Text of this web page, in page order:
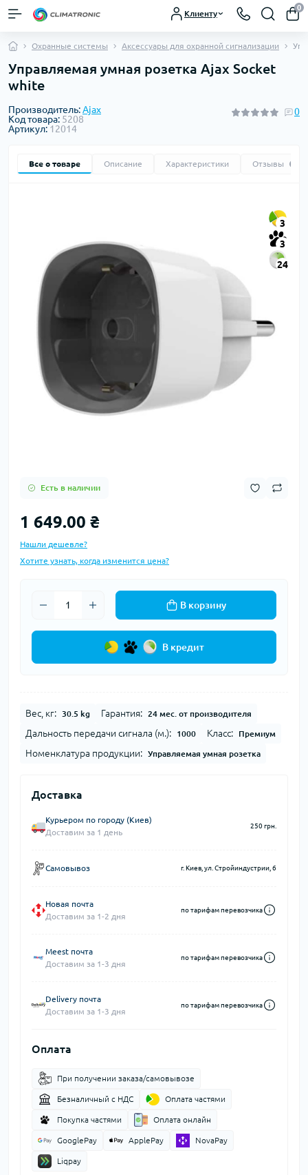
Клиенту
0
Охранные системы Аксессуары для охранной сигнализации
Управляемая умная розетка Ajax Socket
white
Производитель:Ajax
Код товара: 5208
Артикул: 12014
0
Все о товаре Описание Характеристики Отзывы
3
3
24
Есть в наличии
1 649.00 ₴
Нашли дешевле?
Хотите узнать, когда изменится цена?
В корзину
В кредит
Вес, кг: 30.5 kg Гарантия: 24 мес. от производителя
Дальность передачи сигнала (м.): 1000 Класс: Премиум
Номенклатура продукции: Управляемая умная розетка
Доставка
Курьером по городу (Киев)
Доставим за 1 день
250 грн.
Самовывоз г. Киев, ул. Стройиндустрии, 6
Новая почта
Доставим за 1-2 дня
по тарифам перевозчика
Meest почта
Доставим за 1-3 дня
по тарифам перевозчика
Delivery почта
Доставим за 1-3 дня
по тарифам перевозчика
Оплата
При получении заказа/самовывозе
Безналичный с НДС Оплата частями
Покупка частями Оплата онлайн
GooglePay ApplePay NovaPay
Liqpay